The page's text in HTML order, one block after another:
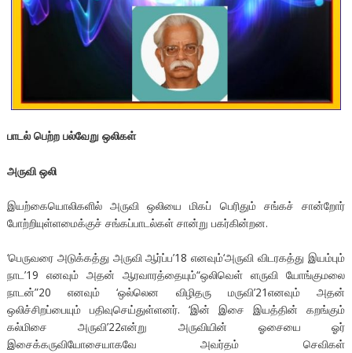
பாடல் பெற்ற பல்வேறு ஒலிகள்
அருவி ஒலி
இயற்கையொலிகளில் அருவி ஒலியை மிகப் பெரிதும் சங்கச் சான்றோர்
போற்றியுள்ளமைக்குச் சங்கப்பாடல்கள் சான்று பகர்கின்றன.
‘பெருவரை அடுக்கத்து அருவி ஆர்ப்ப’18 எனவும்‘அருவி விடரகத்து இயம்பும்
நாட’19 எனவும் அதன் ஆரவாரத்தையும்“ஒலிவெள் ளருவி யோங்குமலை
நாடன்”20 எனவும் ‘ஒல்லென விழிதரு மருவி’21எனவும் அதன்
ஒலிச்சிறப்பையும் பதிவுசெய்துள்ளனர். ‘இன் இசை இயத்தின் கறங்கும்
கல்மிசை அருவி’22என்று அருவியின் ஓசையை ஓர்
இசைக்கருவியோசையாகவே அவர்தம் செவிகள்